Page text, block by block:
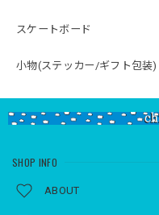
スケートボード
小物(ステッカー/ギフト包装)
SHOP INFO
ABOUT